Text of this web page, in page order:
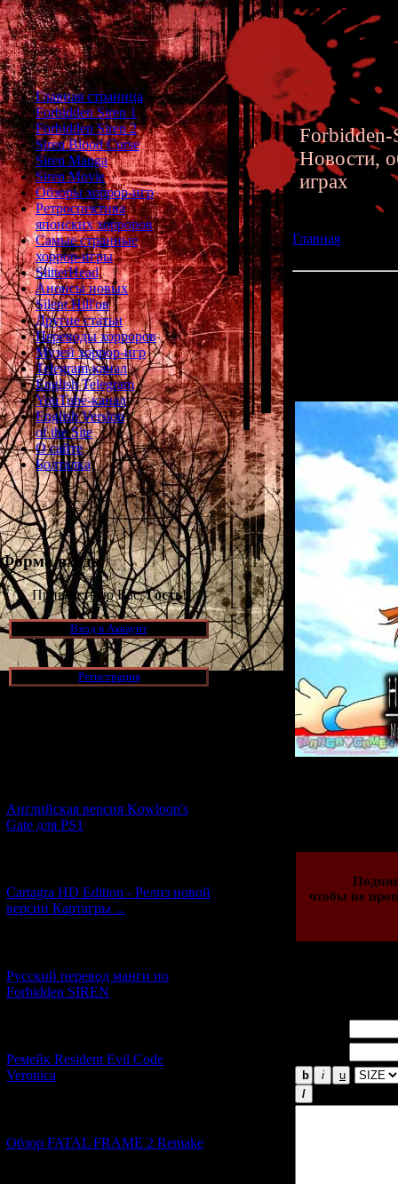
Главная страница
Forbidden Siren 1
Forbidden Siren 2
Siren Blood Curse
Siren Manga
Siren Movie
Обзоры хоррор-игр
Ретроспектива
японских хорроров
Самые странные
хоррор-игры
SlitterHead
Анонсы новых
Silent Hill'ов
Другие статьи
Переводы хорроров
Музей хоррор-игр
Telegram-канал
English Telegram
YouTube-канал
English Version
of the Site
О сайте
Болталка
Форма входа
Приветствую Вас,Гость!
Вход в Аккаунт
Регистрация
Английская версия Kowloon's
Gate для PS1
Cartagra HD Edition - Релиз новой
версии Картагры ...
Русский перевод манги по
Forbidden SIREN
Ремейк Resident Evil Code
Veronica
Обзор FATAL FRAME 2 Remake
Forbidden-
Новости,
играх
Главная
чтобы не